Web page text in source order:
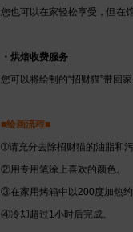
您也可以在家轻松享受，但在
・烘焙收费服务
您可以将绘制的“招财猫”带回
■绘画流程■
➀请充分去除招财猫的油脂和污
②用专用笔涂上喜欢的颜色。
③在家用烤箱中以200度加热约
④冷却超过1小时后完成。